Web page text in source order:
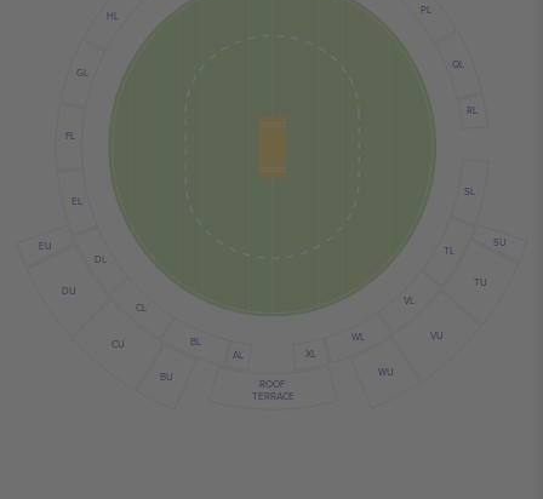
WL
XL
AL
BL
WU
ROOF
TERRACE
BU
PL
QL
RL
SL
VL
CL
DL
EL
FL
GL
HL
SU
VU
CU
DU
EU TL
TU